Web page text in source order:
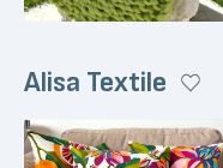
Alisa Textile